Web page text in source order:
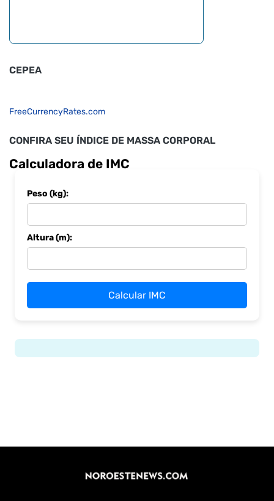
CEPEA
FreeCurrencyRates.com
CONFIRA SEU ÍNDICE DE MASSA CORPORAL
Calculadora de IMC
Peso (kg):
Altura (m):
Calcular IMC